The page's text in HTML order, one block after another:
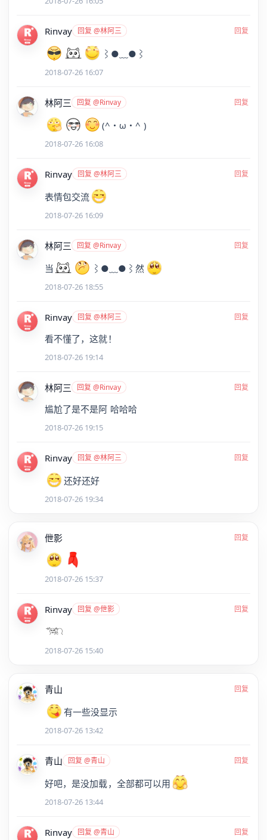
Rinvay 回复 @林阿三 回复
⌇●﹏●⌇
2018-07-26 16:07
林阿三 回复 @Rinvay 回复
(^・ω・^ )
2018-07-26 16:08
Rinvay 回复 @林阿三 回复
表情包交流
2018-07-26 16:09
林阿三 回复 @Rinvay 回复
当 ⌇●﹏●⌇然
2018-07-26 18:55
Rinvay 回复 @林阿三 回复
看不懂了，这就！
2018-07-26 19:14
林阿三 回复 @Rinvay 回复
尴尬了是不是阿 哈哈哈
2018-07-26 19:15
Rinvay 回复 @林阿三 回复
还好还好
2018-07-26 19:34
伳影 回复
2018-07-26 15:37
Rinvay 回复 @伳影 回复
2018-07-26 15:40
青山 回复
有一些没显示
2018-07-26 13:42
青山 回复 @青山 回复
好吧，是没加载，全部都可以用
2018-07-26 13:44
Rinvay 回复 @青山 回复